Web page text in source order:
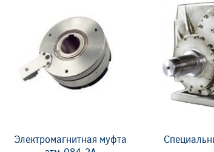
Электромагнитная муфта